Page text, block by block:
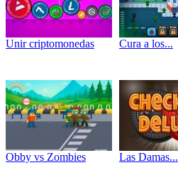
Unir criptomonedas Cura a los...
Obby vs Zombies Las Damas...